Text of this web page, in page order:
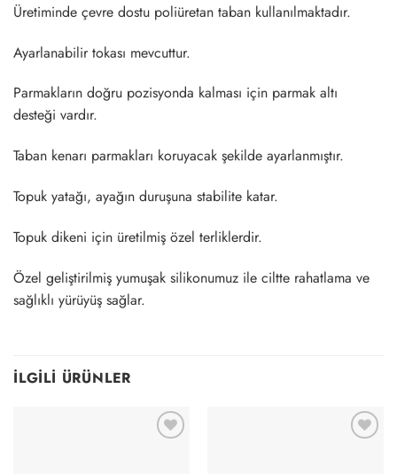
Üretiminde çevre dostu poliüretan taban kullanılmaktadır.
Ayarlanabilir tokası mevcuttur.
Parmakların doğru pozisyonda kalması için parmak altı
desteği vardır.
Taban kenarı parmakları koruyacak şekilde ayarlanmıştır.
Topuk yatağı, ayağın duruşuna stabilite katar.
Topuk dikeni için üretilmiş özel terliklerdir.
Özel geliştirilmiş yumuşak silikonumuz ile ciltte rahatlama ve
sağlıklı yürüyüş sağlar.
İLGILI ÜRÜNLER